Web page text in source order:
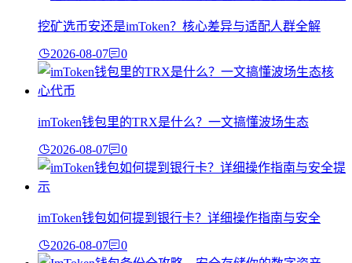
挖矿选币安还是imToken？核心差异与适配人群全解
2026-08-07 0
imToken钱包里的TRX是什么？一文搞懂波场生态
2026-08-07 0
imToken钱包如何提到银行卡？详细操作指南与安全
2026-08-07 0